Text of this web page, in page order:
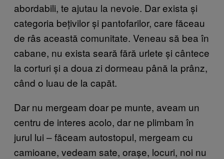
abordabili, te ajutau la nevoie. Dar exista și
categoria bețivilor și pantofarilor, care făceau
de râs această comunitate. Veneau să bea în
cabane, nu exista seară fără urlete și cântece
la corturi și a doua zi dormeau până la prânz,
când o luau de la capăt.
Dar nu mergeam doar pe munte, aveam un
centru de interes acolo, dar ne plimbam în
jurul lui – făceam autostopul, mergeam cu
camioane, vedeam sate, orașe, locuri, noi nu